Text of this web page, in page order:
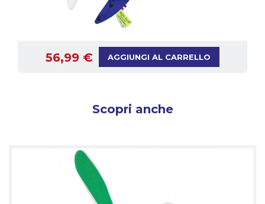
56,99 € AGGIUNGI AL CARRELLO
Scopri anche